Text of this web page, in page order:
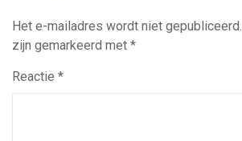
Het e-mailadres wordt niet gepubliceerd.
zijn gemarkeerd met *
Reactie *